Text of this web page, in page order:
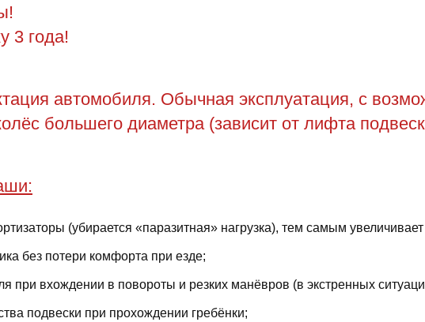
3 года!
автомобиля. Обычная эксплуатация, с
большего диаметра (зависит от лифта
(убирается «паразитная» нагрузка), тем самым
без потери комфорта при езде;
при вхождении в повороты и резких манёвров (в экстренных
подвески при прохождении гребёнки;